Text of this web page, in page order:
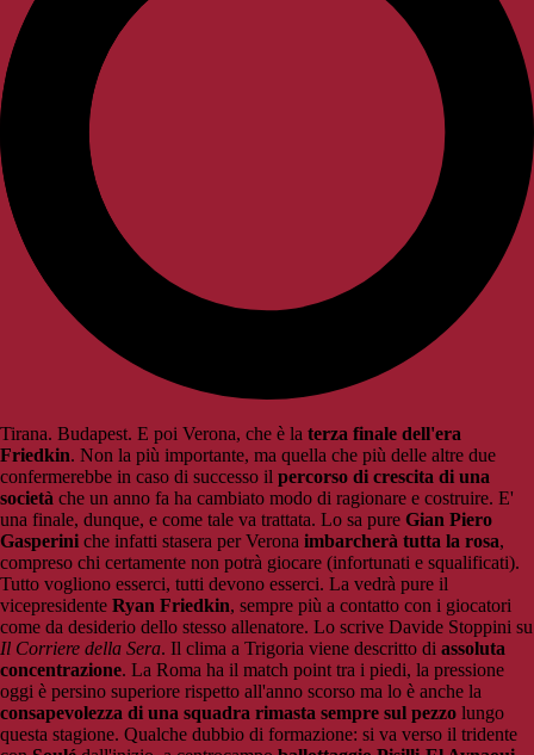
Tirana. Budapest. E poi Verona, che è la terza finale dell'era
Friedkin. Non la più importante, ma quella che più delle altre due
confermerebbe in caso di successo il percorso di crescita di una
società che un anno fa ha cambiato modo di ragionare e costruire. E'
una finale, dunque, e come tale va trattata. Lo sa pure Gian Piero
Gasperini che infatti stasera per Verona imbarcherà tutta la rosa,
compreso chi certamente non potrà giocare (infortunati e squalificati).
Tutto vogliono esserci, tutti devono esserci. La vedrà pure il
vicepresidente Ryan Friedkin, sempre più a contatto con i giocatori
come da desiderio dello stesso allenatore. Lo scrive Davide Stoppini su
Il Corriere della Sera. Il clima a Trigoria viene descritto di assoluta
concentrazione. La Roma ha il match point tra i piedi, la pressione
oggi è persino superiore rispetto all'anno scorso ma lo è anche la
consapevolezza di una squadra rimasta sempre sul pezzo lungo
questa stagione. Qualche dubbio di formazione: si va verso il tridente